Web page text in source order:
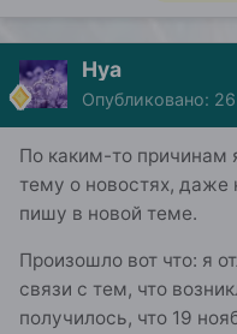
Нуа
Опубликовано:
По каким-то причинам
тему о новостях, даже
пишу в новой теме.
Произошло вот что: я
связи с тем, что
получилось, что 19